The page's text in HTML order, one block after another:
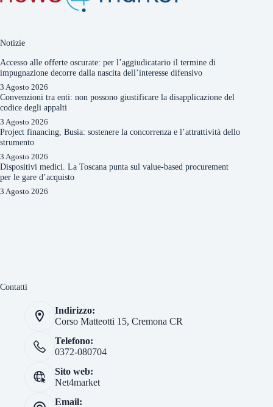
Notizie
Accesso alle offerte oscurate: per l’aggiudicatario il termine di
impugnazione decorre dalla nascita dell’interesse difensivo
3 Agosto 2026
Convenzioni tra enti: non possono giustificare la disapplicazione del
codice degli appalti
3 Agosto 2026
Project financing, Busia: sostenere la concorrenza e l’attrattività dello
strumento
3 Agosto 2026
Dispositivi medici. La Toscana punta sul value-based procurement
per le gare d’acquisto
3 Agosto 2026
Contatti
Indirizzo:
Corso Matteotti 15, Cremona CR
Telefono:
0372-080704
Sito web:
Net4market
Email: